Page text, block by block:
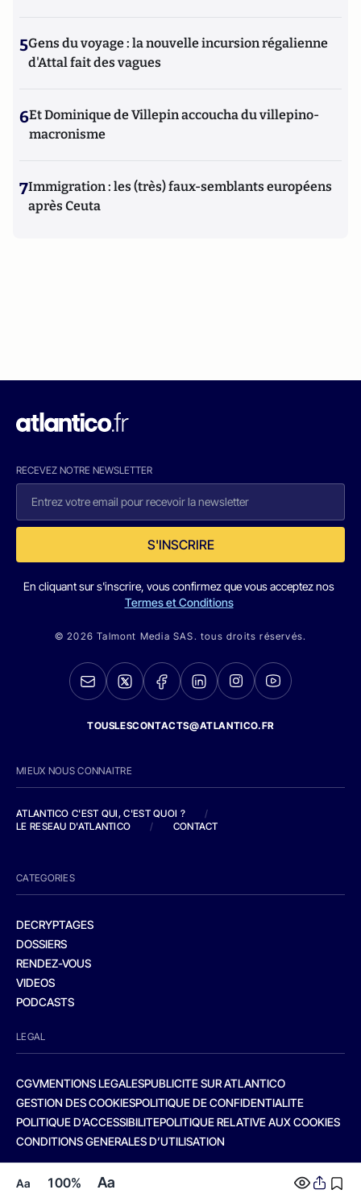
Aa 100% Aa
5Gens du voyage : la nouvelle incursion régalienne
d'Attal fait des vagues
6Et Dominique de Villepin accoucha du villepino-
macronisme
7Immigration : les (très) faux-semblants européens
après Ceuta
RECEVEZ NOTRE NEWSLETTER
S'INSCRIRE
En cliquant sur s'inscrire, vous confirmez que vous acceptez nos
Termes et Conditions
© 2026 Talmont Media SAS. tous droits réservés.
TOUSLESCONTACTS@ATLANTICO.FR
MIEUX NOUS CONNAITRE
ATLANTICO C'EST QUI, C'EST QUOI ?
/
LE RESEAU D'ATLANTICO
/ CONTACT
CATEGORIES
DECRYPTAGES
DOSSIERS
RENDEZ-VOUS
VIDEOS
PODCASTS
LEGAL
CGVMENTIONS LEGALESPUBLICITE SUR ATLANTICO
GESTION DES COOKIESPOLITIQUE DE CONFIDENTIALITE
POLITIQUE D’ACCESSIBILITEPOLITIQUE RELATIVE AUX COOKIES
CONDITIONS GENERALES D’UTILISATION